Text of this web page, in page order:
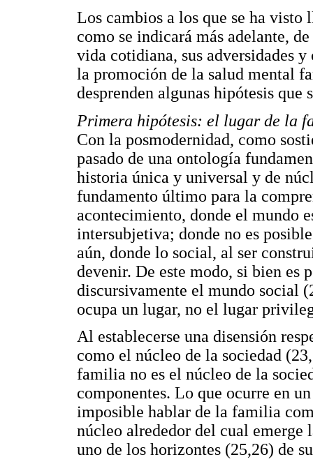
Los cambios a los que se ha
como se indicará más adelante,
vida cotidiana, sus adversidades
la promoción de la salud mental
desprenden algunas hipótesis
Primera hipótesis: el lugar de la
Con la posmodernidad, como
pasado de una ontología
historia única y universal y de
fundamento último para la
acontecimiento, donde el mundo
intersubjetiva; donde no es
aún, donde lo social, al ser
devenir. De este modo, si bien es
discursivamente el mundo social
ocupa un lugar, no el lugar
Al establecerse una disensión
como el núcleo de la sociedad
familia no es el núcleo de la
componentes. Lo que ocurre en
imposible hablar de la familia
núcleo alrededor del cual emerge
uno de los horizontes (25,26) de